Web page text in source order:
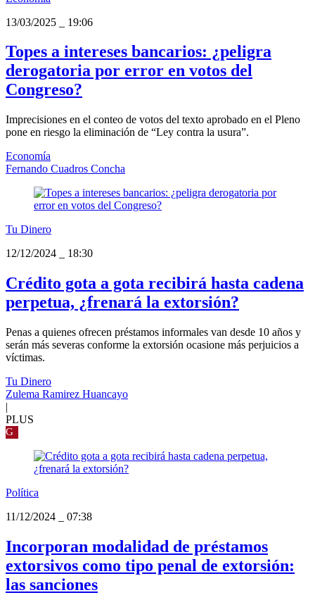
13/03/2025
19:06
Topes a intereses bancarios: ¿peligra
derogatoria por error en votos del
Congreso?
Imprecisiones en el conteo de votos del texto aprobado en el Pleno
pone en riesgo la eliminación de “Ley contra la usura”.
Economía
Fernando Cuadros Concha
Tu Dinero
12/12/2024
18:30
Crédito gota a gota recibirá hasta cadena
perpetua, ¿frenará la extorsión?
Penas a quienes ofrecen préstamos informales van desde 10 años y
serán más severas conforme la extorsión ocasione más perjuicios a
víctimas.
Tu Dinero
Zulema Ramirez Huancayo
|
PLUS
G
Política
11/12/2024
07:38
Incorporan modalidad de préstamos
extorsivos como tipo penal de extorsión:
las sanciones